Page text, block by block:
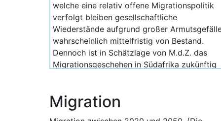
welche eine relativ offene Migrationspolitik
verfolgt bleiben gesellschaftliche
Wiederstände aufgrund großer
wahrscheinlich mittelfristig von Bestand.
Dennoch ist in Schätzlage von M.d.Z. das
Migrationsgeschehen in Südafrika zukünftig
Zuwanderung gegenüber der Abwanderung;
mit einen Zuwanderungsüberschuss von 4,1
Migration